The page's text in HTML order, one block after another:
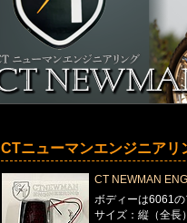
CTニューマンエンジニアリ
CT NEWMAN
ボディーは6061
サイズ：縦（全長